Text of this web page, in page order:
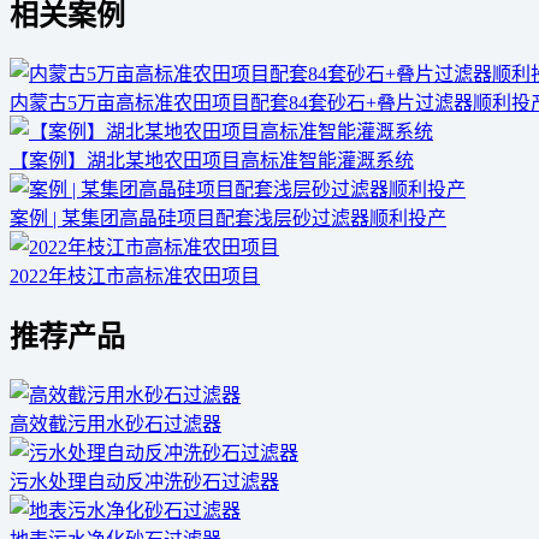
相关案例
内蒙古5万亩高标准农田项目配套84套砂石+叠片过滤器顺利投
【案例】湖北某地农田项目高标准智能灌溉系统
案例 | 某集团高晶硅项目配套浅层砂过滤器顺利投产
2022年枝江市高标准农田项目
推荐产品
高效截污用水砂石过滤器
污水处理自动反冲洗砂石过滤器